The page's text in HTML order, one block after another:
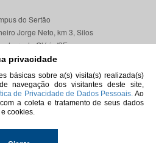
privacidade
básicas sobre a(s) visita(s) realizada(s)
navegação dos visitantes deste site,
de Privacidade de Dados Pessoais. Ao
a coleta e tratamento de seus dados
cookies.
do Sertão
Jorge Neto, km 3, Silos
da Glória/SE
49680-000
Localização